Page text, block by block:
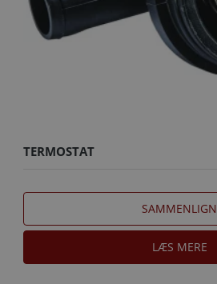
TERMOSTAT
SAMMENLIGN
LÆS MERE